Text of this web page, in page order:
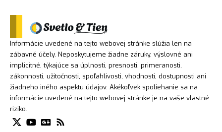
Informácie uvedené na tejto webovej stránke slúžia len na
zábavné účely. Neposkytujeme žiadne záruky, výslovné ani
implicitné, týkajúce sa úplnosti, presnosti, primeranosti,
zákonnosti, užitočnosti, spoľahlivosti, vhodnosti, dostupnosti ani
žiadneho iného aspektu údajov. Akékoľvek spoliehanie sa na
informácie uvedené na tejto webovej stránke je na vaše vlastné
riziko.